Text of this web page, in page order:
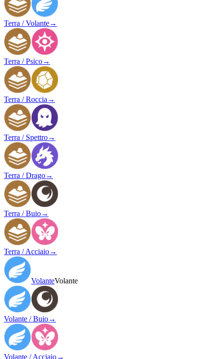
Terra / Volante→
Terra / Psico→
Terra / Roccia →
Terra / Spettro→
Terra / Drago→
Terra / Buio→
Terra / Acciaio→
VolanteVolante
Volante / Buio→
Volante / Acciaio→